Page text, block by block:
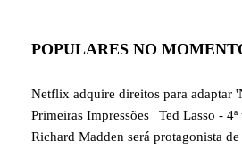
POPULARES NO
Netflix adquire direitos para adaptar
Primeiras Impressões | Ted Lasso -
Richard Madden será protagonista